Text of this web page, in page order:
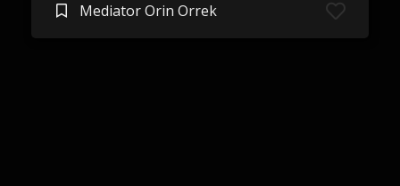
Mediator Orin Orrek